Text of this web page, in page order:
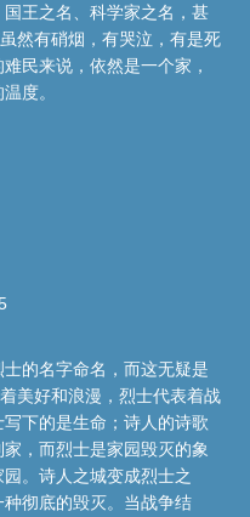
王之名、科学家之名，甚
然有硝烟，有哭泣，有是死
民来说，依然是一个家，
度。
的名字命名，而这无疑是
美好和浪漫，烈士代表着战
下的是生命；诗人的诗歌
，而烈士是家园毁灭的象
。诗人之城变成烈士之
彻底的毁灭。当战争结